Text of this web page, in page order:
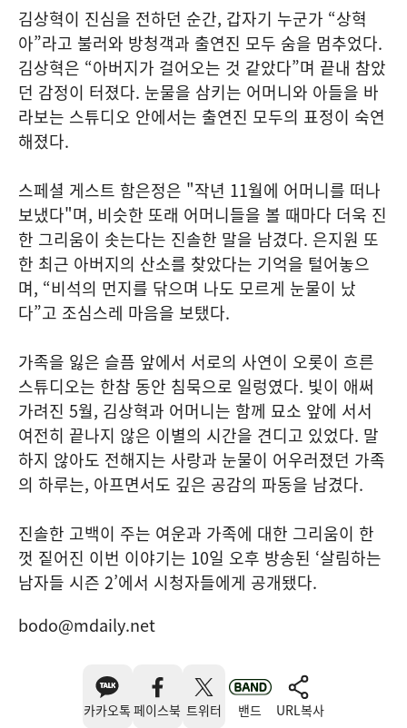
김상혁이 진심을 전하던 순간, 갑자기 누군가 “상혁
아”라고 불러와 방청객과 출연진 모두 숨을 멈추었다.
김상혁은 “아버지가 걸어오는 것 같았다”며 끝내 참았
던 감정이 터졌다. 눈물을 삼키는 어머니와 아들을 바
라보는 스튜디오 안에서는 출연진 모두의 표정이 숙연
해졌다.
스페셜 게스트 함은정은 "작년 11월에 어머니를 떠나
보냈다"며, 비슷한 또래 어머니들을 볼 때마다 더욱 진
한 그리움이 솟는다는 진솔한 말을 남겼다. 은지원 또
한 최근 아버지의 산소를 찾았다는 기억을 털어놓으
며, “비석의 먼지를 닦으며 나도 모르게 눈물이 났
다”고 조심스레 마음을 보탰다.
가족을 잃은 슬픔 앞에서 서로의 사연이 오롯이 흐른
스튜디오는 한참 동안 침묵으로 일렁였다. 빛이 애써
가려진 5월, 김상혁과 어머니는 함께 묘소 앞에 서서
여전히 끝나지 않은 이별의 시간을 견디고 있었다. 말
하지 않아도 전해지는 사랑과 눈물이 어우러졌던 가족
의 하루는, 아프면서도 깊은 공감의 파동을 남겼다.
진솔한 고백이 주는 여운과 가족에 대한 그리움이 한
껏 짙어진 이번 이야기는 10일 오후 방송된 ‘살림하는
남자들 시즌 2’에서 시청자들에게 공개됐다.
bodo@mdaily.net
카카오톡 페이스북 트위터 밴드 URL복사